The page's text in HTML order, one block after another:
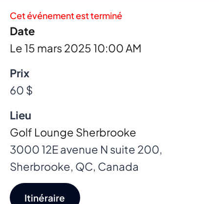
Cet événement est terminé
Date
Le 15 mars 2025 10:00 AM
Prix
60 $
Lieu
Golf Lounge Sherbrooke
3000 12E avenue N suite 200,
Sherbrooke, QC, Canada
Itinéraire